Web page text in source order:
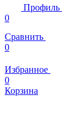
Профиль
0
Сравнить
0
Избранное
0
Корзина